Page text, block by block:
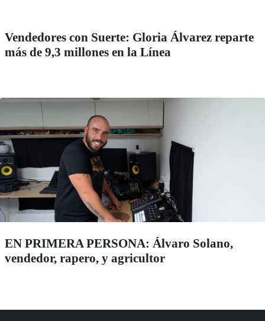
Vendedores con Suerte: Gloria Álvarez reparte
más de 9,3 millones en la Línea
EN PRIMERA PERSONA: Álvaro Solano,
vendedor, rapero, y agricultor